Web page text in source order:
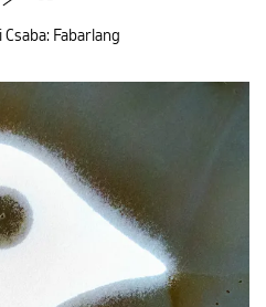
Csaba: Fabarlang